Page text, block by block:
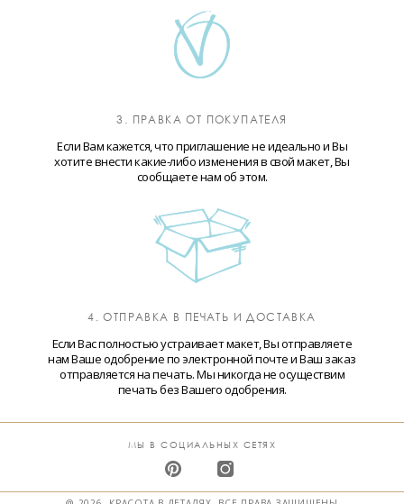
3. ПРАВКА ОТ ПОКУПАТЕЛЯ
Если Вам кажется, что приглашение не идеально и Вы
хотите внести какие-либо изменения в свой макет, Вы
сообщаете нам об этом.
4. ОТПРАВКА В ПЕЧАТЬ И ДОСТАВКА
Если Вас полностью устраивает макет, Вы отправляете
нам Ваше одобрение по электронной почте и Ваш заказ
отправляется на печать. Мы никогда не осуществим
печать без Вашего одобрения.
МЫ В СОЦИАЛЬНЫХ СЕТЯХ